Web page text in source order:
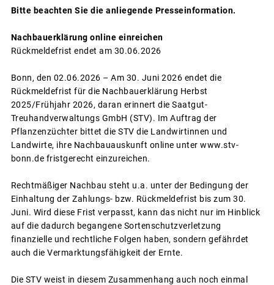
Bitte beachten Sie die anliegende Presseinformation.
Nachbauerklärung online einreichen
Rückmeldefrist endet am 30.06.2026
Bonn, den 02.06.2026 – Am 30. Juni 2026 endet die
Rückmeldefrist für die Nachbauerklärung Herbst
2025/Frühjahr 2026, daran erinnert die Saatgut-
Treuhandverwaltungs GmbH (STV). Im Auftrag der
Pflanzenzüchter bittet die STV die Landwirtinnen und
Landwirte, ihre Nachbauauskunft online unter www.stv-
bonn.de fristgerecht einzureichen.
Rechtmäßiger Nachbau steht u.a. unter der Bedingung der
Einhaltung der Zahlungs- bzw. Rückmeldefrist bis zum 30.
Juni. Wird diese Frist verpasst, kann das nicht nur im Hinblick
auf die dadurch begangene Sortenschutzverletzung
finanzielle und rechtliche Folgen haben, sondern gefährdet
auch die Vermarktungsfähigkeit der Ernte.
Die STV weist in diesem Zusammenhang auch noch einmal